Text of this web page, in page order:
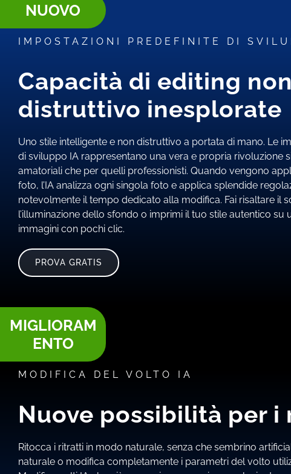
NUOVO
IMPOSTAZIONI PREDEFINITE DI
Capacità di editing non
distruttivo inesplorate
Uno stile intelligente e non distruttivo a portata di mano. Le
di sviluppo IA rappresentano una vera e propria rivoluzione
amatoriali che per quelli professionisti. Quando vengono
foto, l’IA analizza ogni singola foto e applica splendide
notevolmente il tempo dedicato alla modifica. Fai risaltare il
l’illuminazione dello sfondo o imprimi il tuo stile autentico su
immagini con pochi clic.
PROVA GRATIS
MIGLIORAM
ENTO
MODIFICA DEL VOLTO IA
Nuove possibilità per
Ritocca i ritratti in modo naturale, senza che sembrino
naturale o modifica completamente i parametri del volto